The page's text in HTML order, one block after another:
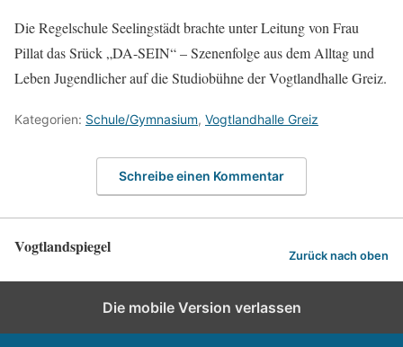
Die Regelschule Seelingstädt brachte unter Leitung von Frau
Pillat das Srück „DA-SEIN“ – Szenenfolge aus dem Alltag und
Leben Jugendlicher auf die Studiobühne der Vogtlandhalle Greiz.
Kategorien: Schule/Gymnasium, Vogtlandhalle Greiz
Schreibe einen Kommentar
Vogtlandspiegel Zurück nach oben
Die mobile Version verlassen